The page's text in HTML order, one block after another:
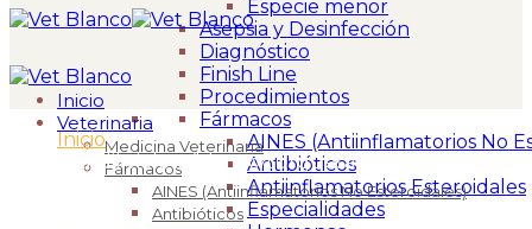
Especie menor
Asepsia y Desinfección
Diagnóstico
Finish Line
Procedimientos
Fármacos
AINES (Antiinflamatorios No
Antibióticos
Antiinflamatorios Esteroidales
Especialidades
Inicio
Veterinaria
Medicina Veterinaria
Fármacos
AINES (Antiinflamatorios No Esteroidales)
Antibióticos
Inicio>
Mandil violeta/blanco/turquesa